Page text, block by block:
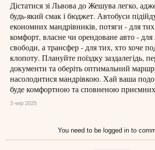
Дістатися зі Львова до Жешува легко,
будь-який смак і бюджет. Автобуси
економних мандрівників, потяги - для
комфорт, власне чи орендоване авто - для
свободи, а трансфер - для тих, хто хоче
клопоту. Плануйте поїздку заздалегідь,
документи та оберіть оптимальний
насолодитися мандрівкою. Хай ваша
буде комфортною та сповненою
3 чер 2025
You need to be logged in to